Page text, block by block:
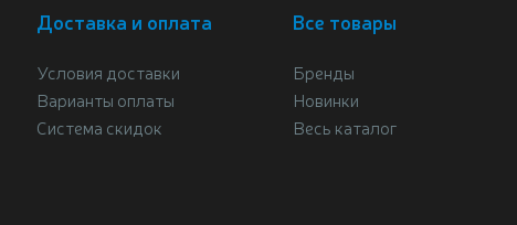
Доставка и оплата
Условия доставки
Варианты оплаты
Система скидок
Все товары
Бренды
Новинки
Весь каталог